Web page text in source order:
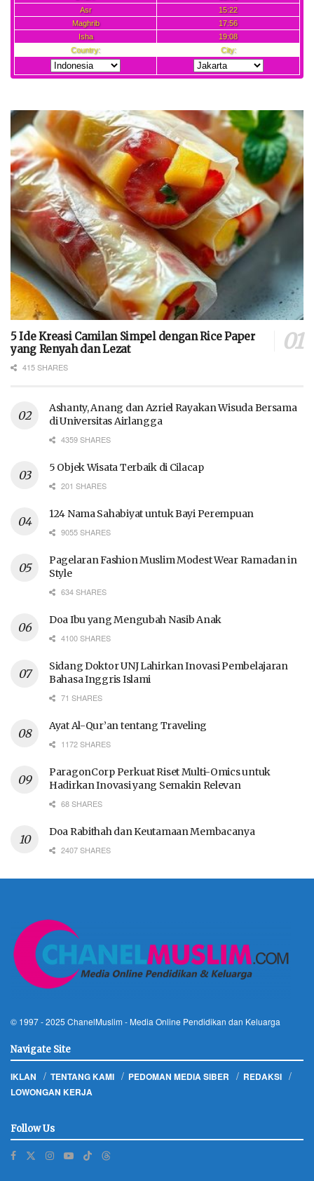
5 Ide Kreasi Camilan Simpel dengan Rice Paper
yang Renyah dan Lezat
415 SHARES
Ashanty, Anang dan Azriel Rayakan Wisuda Bersama
di Universitas Airlangga
4359 SHARES
5 Objek Wisata Terbaik di Cilacap
201 SHARES
124 Nama Sahabiyat untuk Bayi Perempuan
9055 SHARES
Pagelaran Fashion Muslim Modest Wear Ramadan in
Style
634 SHARES
Doa Ibu yang Mengubah Nasib Anak
4100 SHARES
Sidang Doktor UNJ Lahirkan Inovasi Pembelajaran
Bahasa Inggris Islami
71 SHARES
Ayat Al-Qur’an tentang Traveling
1172 SHARES
ParagonCorp Perkuat Riset Multi-Omics untuk
Hadirkan Inovasi yang Semakin Relevan
68 SHARES
Doa Rabithah dan Keutamaan Membacanya
2407 SHARES
© 1997 - 2025 ChanelMuslim - Media Online Pendidikan dan Keluarga
Navigate Site
IKLAN TENTANG KAMI PEDOMAN MEDIA SIBER
REDAKSI
LOWONGAN KERJA
Follow Us